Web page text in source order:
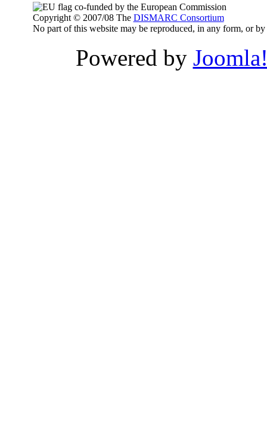
co-funded by the European Commission
Copyright © 2007/08 The DISMARC Consortium
No part of this website may be reproduced, in any form, or
Powered by